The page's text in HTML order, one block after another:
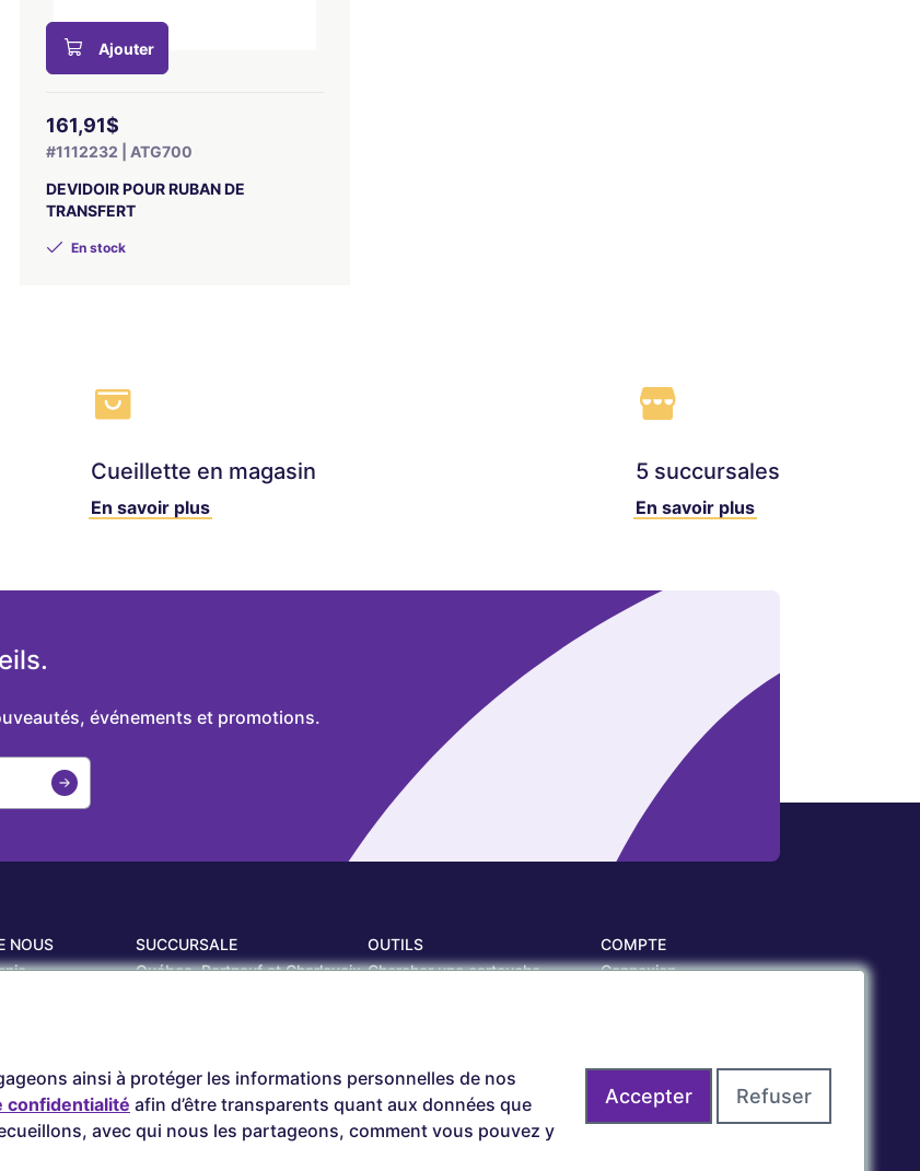
Ajouter
161,91$
#1112232 | ATG700
DEVIDOIR POUR RUBAN DE
TRANSFERT
En stock
Cueillette en magasin
En savoir plus
5 succursales
En savoir plus
événements et promotions.
NOUS
SUCCURSALE
Québec, Portneuf et Charlevoix
Beauce
OUTILS
Chercher une cartouche
COMPTE
Connexion
ainsi à protéger les informations personnelles de nos
confidentialité afin d’être transparents quant aux données que
avec qui nous les partageons, comment vous pouvez y
Accepter Refuser